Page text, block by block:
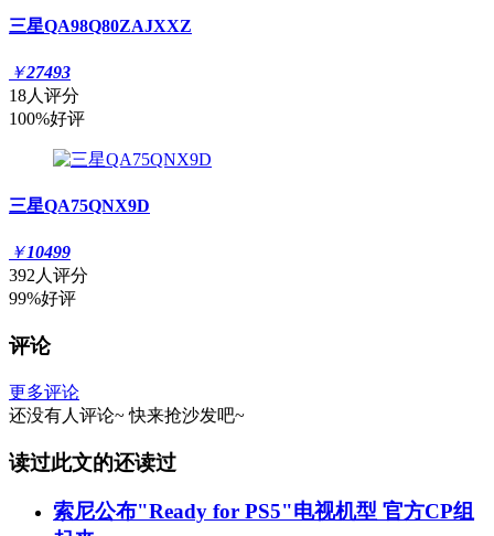
三星QA98Q80ZAJXXZ
￥27493
18人评分
100%好评
三星QA75QNX9D
￥10499
392人评分
99%好评
评论
更多评论
还没有人评论~ 快来抢沙发吧~
读过此文的还读过
索尼公布"Ready for PS5"电视机型 官方CP组